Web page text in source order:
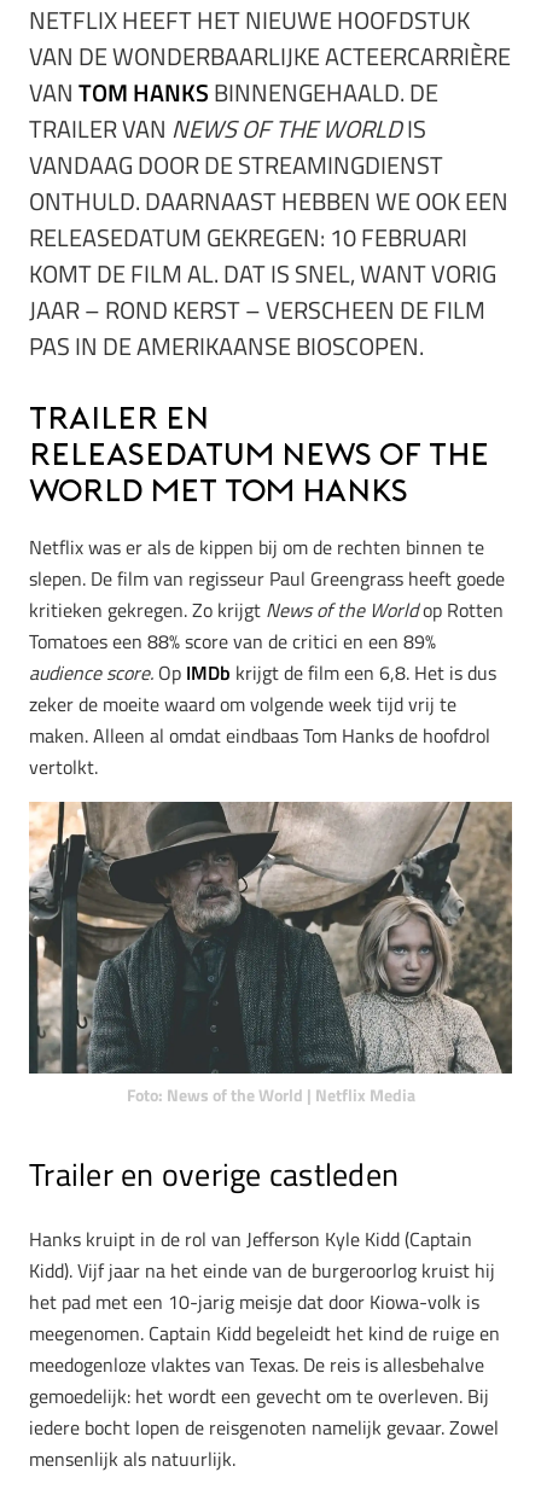
NETFLIX HEEFT HET NIEUWE HOOFDSTUK
VAN DE WONDERBAARLIJKE ACTEERCARRIÈRE
VANTOM HANKSBINNENGEHAALD. DE
TRAILER VAN NEWS OF THE WORLDIS
VANDAAG DOOR DE STREAMINGDIENST
ONTHULD. DAARNAAST HEBBEN WE OOK EEN
RELEASEDATUM GEKREGEN: 10 FEBRUARI
KOMT DE FILM AL. DAT IS SNEL, WANT VORIG
JAAR – ROND KERST – VERSCHEEN DE FILM
PAS IN DE AMERIKAANSE BIOSCOPEN.
Trailer en
releasedatum News of the
World met Tom Hanks
Netflix was er als de kippen bij om de rechten binnen te
slepen. De film van regisseur Paul Greengrass heeft goede
kritieken gekregen. Zo krijgt News of the Worldop Rotten
Tomatoes een 88% score van de critici en een 89%
audience score. Op IMDb krijgt de film een 6,8. Het is dus
zeker de moeite waard om volgende week tijd vrij te
maken. Alleen al omdat eindbaas Tom Hanks de hoofdrol
vertolkt.
Foto: News of the World | Netflix Media
Trailer en overige castleden
Hanks kruipt in de rol van Jefferson Kyle Kidd (Captain
Kidd). Vijf jaar na het einde van de burgeroorlog kruist hij
het pad met een 10-jarig meisje dat door Kiowa-volk is
meegenomen. Captain Kidd begeleidt het kind de ruige en
meedogenloze vlaktes van Texas. De reis is allesbehalve
gemoedelijk: het wordt een gevecht om te overleven. Bij
iedere bocht lopen de reisgenoten namelijk gevaar. Zowel
mensenlijk als natuurlijk.